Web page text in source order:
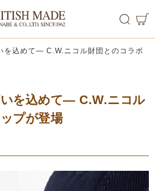
MEN
WOMEN
を込めて— C.W.ニコル財団とのコラボ
を込めて— C.W.ニコル
プが登場